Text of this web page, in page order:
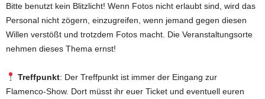
Bitte benutzt kein Blitzlicht! Wenn Fotos nicht erlaubt sind, wird das
Personal nicht zögern, einzugreifen, wenn jemand gegen diesen
Willen verstößt und trotzdem Fotos macht. Die Veranstaltungsorte
nehmen dieses Thema ernst!
Treffpunkt: Der Treffpunkt ist immer der Eingang zur
Flamenco-Show. Dort müsst ihr euer Ticket und eventuell euren